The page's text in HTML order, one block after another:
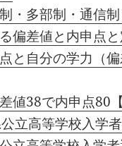
・多部制・通信制
偏差値と内申点
と自分の学力（偏
値38で内申点80【
立高等学校入学